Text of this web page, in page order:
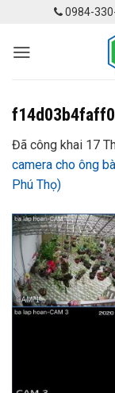
content
0984-
Đã công khai 17
camera cho ông
Phú Thọ)